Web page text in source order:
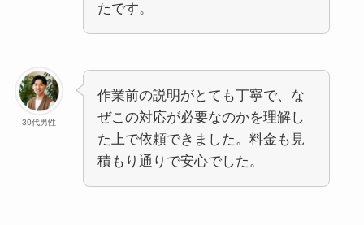
たです。
30代男性
作業前の説明がとても丁寧で、な
ぜこの対応が必要なのかを理解し
た上で依頼できました。料金も見
積もり通りで安心でした。